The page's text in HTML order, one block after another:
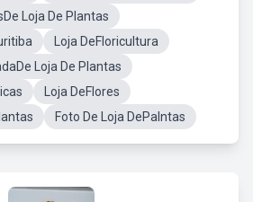
Loja De Plantas
Loja DeFloricultura
Loja De Plantas
Loja DeFlores
Foto De Loja DePalntas